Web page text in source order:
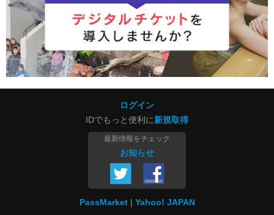
ログイン
IDでもっと便利に新規取得
最新情報をチェック
お知らせ
PassMarket Yahoo! JAPAN